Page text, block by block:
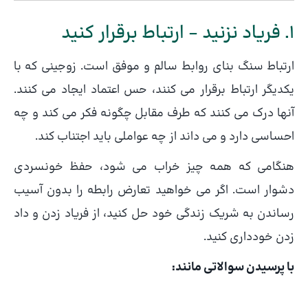
1. فریاد نزنید – ارتباط برقرار کنید
ارتباط سنگ بنای روابط سالم و موفق است. زوجینی که با
یکدیگر ارتباط برقرار می کنند، حس اعتماد ایجاد می کنند.
آنها درک می کنند که طرف مقابل چگونه فکر می کند و چه
احساسی دارد و می داند از چه عواملی باید اجتناب کند.
هنگامی که همه چیز خراب می شود، حفظ خونسردی
دشوار است. اگر می خواهید تعارض رابطه را بدون آسیب
رساندن به شریک زندگی خود حل کنید، از فریاد زدن و داد
زدن خودداری کنید.
با پرسیدن سوالاتی مانند: